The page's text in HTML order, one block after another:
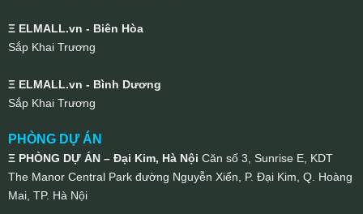
Ξ ELMALL.vn - Biên Hòa
Sắp Khai Trương
Ξ ELMALL.vn - Bình Dương
Sắp Khai Trương
PHÒNG DỰ ÁN
Ξ PHÒNG DỰ ÁN – Đại Kim, Hà Nội Căn số 3, Sunrise E, KDT
The Manor Central Park đường Nguyễn Xiển, P. Đại Kim, Q. Hoàng
Mai, TP. Hà Nội